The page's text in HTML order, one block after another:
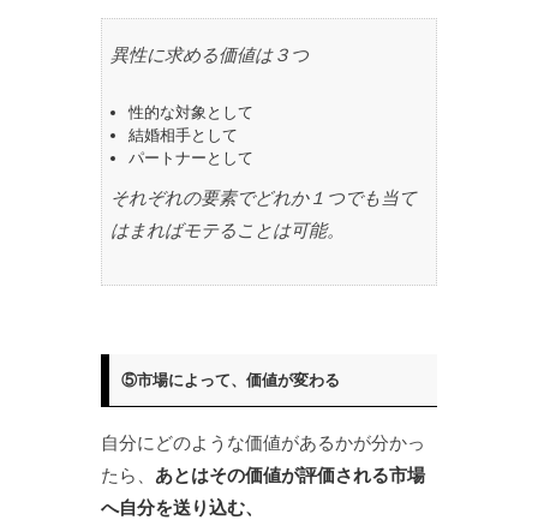
異性に求める価値は３つ
性的な対象として
結婚相手として
パートナーとして
それぞれの要素でどれか１つでも当て
はまればモテることは可能。
⑤市場によって、価値が変わる
自分にどのような価値があるかが分かっ
たら、 あとはその価値が評価される市場
へ自分を送り込む、